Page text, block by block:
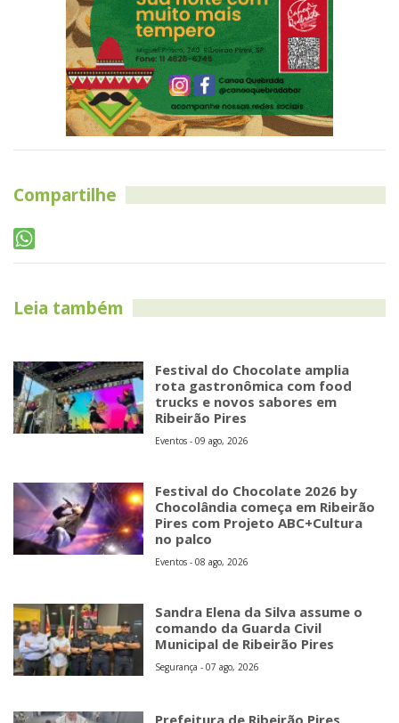
Compartilhe
Leia também
Festival do Chocolate amplia
rota gastronômica com food
trucks e novos sabores em
Ribeirão Pires
Eventos - 09 ago, 2026
Festival do Chocolate 2026 by
Chocolândia começa em Ribeirão
Pires com Projeto ABC+Cultura
no palco
Eventos - 08 ago, 2026
Sandra Elena da Silva assume o
comando da Guarda Civil
Municipal de Ribeirão Pires
Segurança - 07 ago, 2026